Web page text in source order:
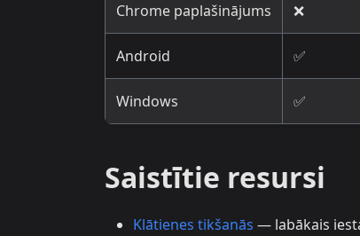
Chrome paplašinājums ❌
Android ✅
Windows ✅
Saistītie resursi
Klātienes tikšanās — labākais